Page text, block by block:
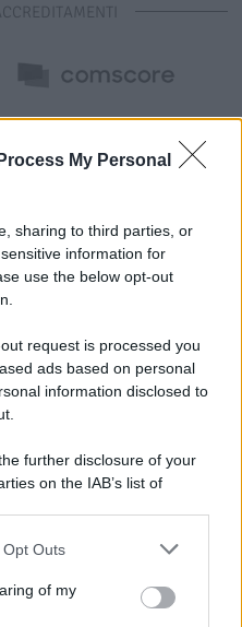
My Personal
sharing to third parties, or
information for
use the below opt-out
request is processed you
ads based on personal
information disclosed to
further disclosure of your
on the IAB’s list of
by us to third parties
Outs
of my
04827280654 - Testata
Inferiore N. 8/2020 - RG N.
– ISCRITTA ALL’ANSO
STAMPA ONLINE)
PRIVACY